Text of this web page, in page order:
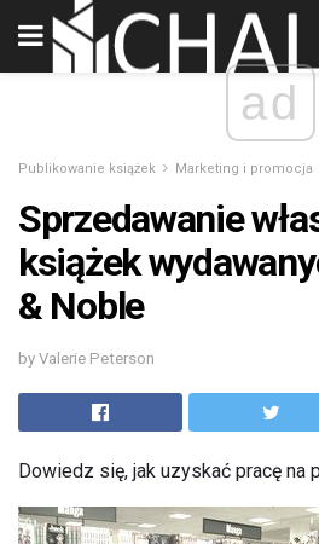
ad
Publikowanie książek Marketing i promocja
Sprzedawanie
książek
& Noble
by Valerie Peterson
Dowiedz się, jak uzyskać pracę na